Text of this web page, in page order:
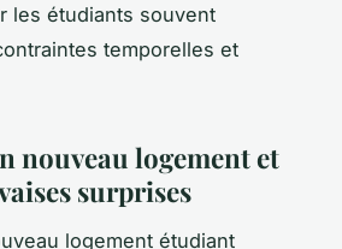
les étudiants souvent
temporelles et
nouveau logement et
surprises
logement étudiant